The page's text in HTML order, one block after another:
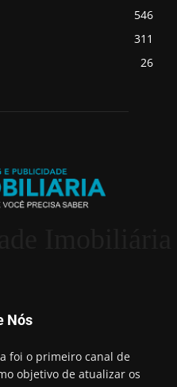
546
311
26
Nós
foi o primeiro canal de
objetivo de atualizar os